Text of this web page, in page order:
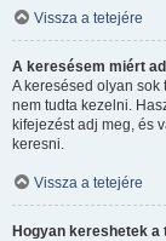
Vissza a tetejére
A keresésem miért
A keresésed olyan sok
nem tudta kezelni.
kifejezést adj meg, és
keresni.
Vissza a tetejére
Hogyan kereshetek a